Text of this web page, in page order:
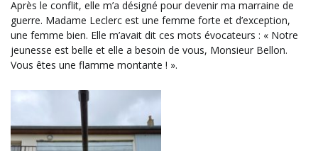
Après le conflit, elle m’a désigné pour devenir ma marraine de
guerre. Madame Leclerc est une femme forte et d’exception,
une femme bien. Elle m’avait dit ces mots évocateurs : « Notre
jeunesse est belle et elle a besoin de vous, Monsieur Bellon.
Vous êtes une flamme montante ! ».